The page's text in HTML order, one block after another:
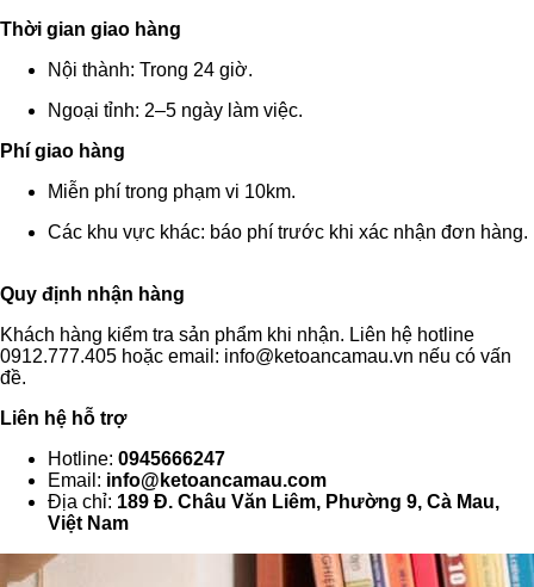
Thời gian giao hàng
Nội thành: Trong 24 giờ.
Ngoại tỉnh: 2–5 ngày làm việc.
Phí giao hàng
Miễn phí trong phạm vi 10km.
Các khu vực khác: báo phí trước khi xác nhận đơn hàng.
Quy định nhận hàng
Khách hàng kiểm tra sản phẩm khi nhận. Liên hệ hotline
0912.777.405 hoặc email: info@ketoancamau.vn nếu có vấn
đề.
Liên hệ hỗ trợ
Hotline: 0945666247
Email: info@ketoancamau.com
Địa chỉ: 189 Đ. Châu Văn Liêm, Phường 9, Cà Mau,
Việt Nam